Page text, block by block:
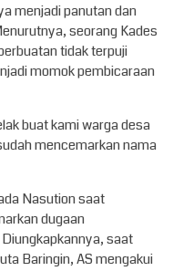
menjadi panutan dan
seorang Kades
tidak terpuji
momok pembicaraan
buat kami warga desa
mencemarkan nama
Nasution saat
dugaan
saat
Baringin, AS mengakui